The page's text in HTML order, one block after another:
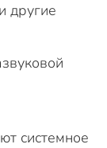
другие
системное